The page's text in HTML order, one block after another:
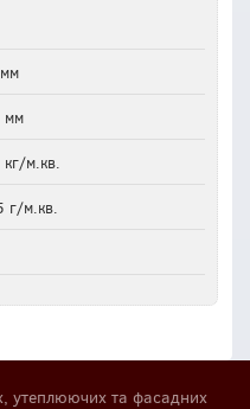
мм
м.кв.
г/м.кв.
утеплюючих та фасадних